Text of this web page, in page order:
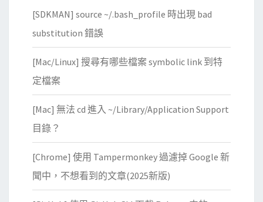
[SDKMAN] source ~/.bash_profile 時出現 bad
substitution 錯誤
[Mac/Linux] 搜尋有哪些檔案 symbolic link 到特
定檔案
[Mac] 無法 cd 進入 ~/Library/Application Support
目錄？
[Chrome] 使用 Tampermonkey 過濾掉 Google 新
聞中，不想看到的文章(2025新版)